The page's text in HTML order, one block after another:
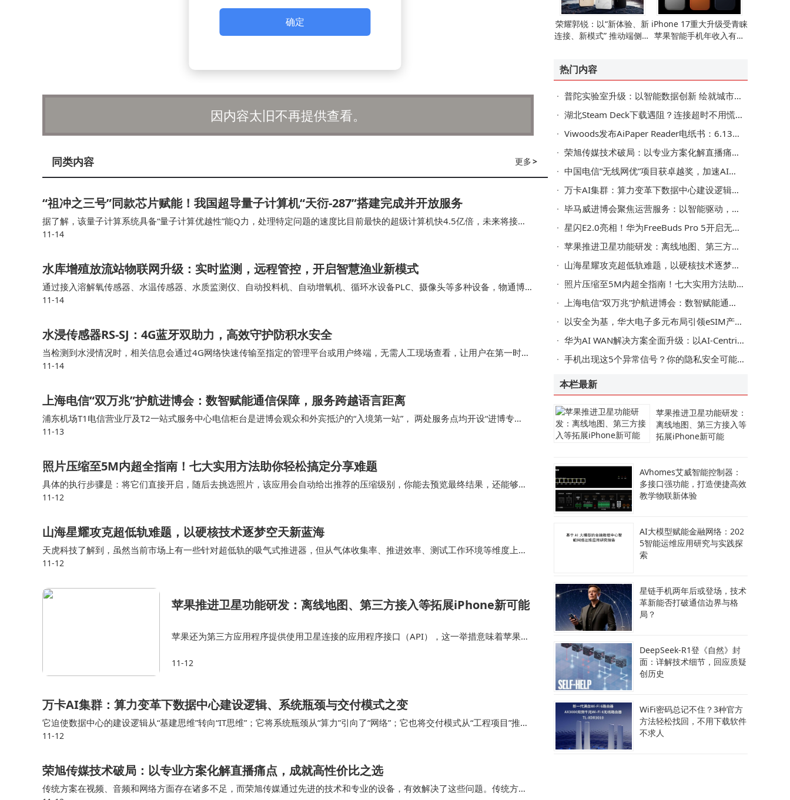
确定
因内容太旧不再提供查看。
更多>
同类内容
“祖冲之三号”同款芯片赋能！我国超导量子计算机“天衍-287”搭建完成并开放服务
据了解，该量子计算系统具备“量子计算优越性”能Q力，处理特定问题的速度比目前最快的超级计算机快4.5亿倍，未来将接
入“天衍”量子计算云平台并首次面向全球开放应用服务，这也将是我国首个具备“量子计算优越性”的量…
11-14
水库增殖放流站物联网升级：实时监测，远程管控，开启智慧渔业新模式
通过接入溶解氧传感器、水温传感器、水质监测仪、自动投料机、自动增氧机、循环水设备PLC、摄像头等多种设备，物通博联
智能数采网关能够实时采集各个鱼池的水质、溶解氧、水温以及投料、增氧、循环水等设备状态，通过5…
11-14
水浸传感器RS-SJ：4G蓝牙双助力，高效守护防积水安全
当检测到水浸情况时，相关信息会通过4G网络快速传输至指定的管理平台或用户终端，无需人工现场查看，让用户在第一时间
知晓积水隐患，为及时采取排水、设备转移等应对措施争取时间，避免积水造成更大损失。 水浸传感器凭借…
11-14
上海电信“双万兆”护航进博会：数智赋能通信保障，服务跨越语言距离
浦东机场T1电信营业厅及T2一站式服务中心电信柜台是进博会观众和外宾抵沪的“入境第一站”， 两处服务点均开设“进博专
席”，为参展人员和往来旅客提供中英双语咨询、交通指引与爱心便民服务。未来，上海电信将持续夯…
11-13
照片压缩至5M内超全指南！七大实用方法助你轻松搞定分享难题
具体的执行步骤是：将它们直接开启，随后去挑选照片，该应用会自动给出推荐的压缩级别，你能去预览最终结果，还能够对
某些设置予以调整，比如把分辨率调低或者转换格式，借此令文件大小小于5MB，这对即时分享至社交媒体来…
11-12
山海星耀攻克超低轨难题，以硬核技术逐梦空天新蓝海
天虎科技了解到，虽然当前市场上有一些针对超低轨的吸气式推进器，但从气体收集率、推进效率、测试工作环境等维度上，
山海星耀的电推进器均具备一定优势。 蔡东升表示，目前该产品是商业航天公司首次实现了“高真空运行环…
11-12
苹果推进卫星功能研发：离线地图、第三方接入等拓展iPhone新可能
苹果还为第三方应用程序提供使用卫星连接的应用程序接口（API），这一举措意味着苹果允
一举措或许是苹果在卫星通信领域进一步…
11-12
万卡AI集群：算力变革下数据中心建设逻辑、系统瓶颈与交付模式之变
它迫使数据中心的建设逻辑从“基建思维”转向“IT思维”；它将系统瓶颈从“算力”引向了“网络”；它也将交付模式从“工程项目”推向
了“产品制造”。 当一个万卡集群被点亮时，它不再是一个被动容纳IT设备的“机房”…
11-12
荣旭传媒技术破局：以专业方案化解直播痛点，成就高性价比之选
传统方案在视频、音频和网络方面存在诸多不足，而荣旭传媒通过先进的技术和专业的设备，有效解决了这些问题。传统方案
荣耀郭锐：以“新体验、新
连接、新模式” 推动端侧AI
iPhone 17重大升级受青睐
苹果智能手机年收入有望
热门内容
普陀实验室升级：以智能数据创新 绘就城市治理新图景
湖北Steam Deck下载遇阻？连接超时不用慌，这些方法助你畅享游戏
Viwoods发布AiPaper Reader电纸书：6.13英寸墨水屏搭载AI阅读互动功能
荣旭传媒技术破局：以专业方案化解直播痛点，成就高性价比之选
中国电信“无线网优”项目获卓越奖，加速AI核心场景规模化应用
万卡AI集群：算力变革下数据中心建设逻辑、系统瓶颈与交付模式之变
毕马威进博会聚焦运营服务：以智能驱动，助企业迈向可持续增长新路
星闪E2.0亮相！华为FreeBuds Pro 5开启无线音频新篇
苹果推进卫星功能研发：离线地图、第三方接入等拓展iPhone新可能
山海星耀攻克超低轨难题，以硬核技术逐梦空天新蓝海
照片压缩至5M内超全指南！七大实用方法助你轻松搞定分享难题
上海电信“双万兆”护航进博会：数智赋能通信保障，服务跨越语言距离
以安全为基，华大电子多元布局引领eSIM产业迈向新高度
华为AI WAN解决方案全面升级：以AI-Centric助力运营商迈向Net5.5G R2智能新阶段
手机出现这5个异常信号？你的隐私安全可能受威胁，速查应对措施
本栏最新
苹果推进卫星功能研发：
离线地图、第三方接入等
拓展iPhone新可能
AVhomes艾威智能控制器：
多接口强功能，打造便捷高效
教学物联新体验
AI大模型赋能金融网络：202
5智能运维应用研究与实践探
索
星链手机两年后或登场，技术
革新能否打破通信边界与格
局？
DeepSeek-R1登《自然》封
面：详解技术细节，回应质疑
创历史
WiFi密码总记不住？3种官方
方法轻松找回，不用下载软件
不求人